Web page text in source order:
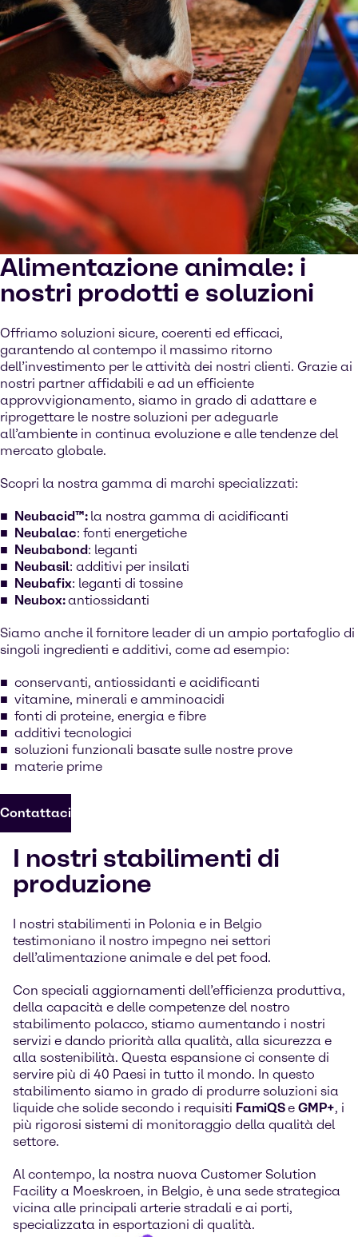
Alimentazione animale: i
nostri prodotti e soluzioni
Offriamo soluzioni sicure, coerenti ed efficaci,
garantendo al contempo il massimo ritorno
dell’investimento per le attività dei nostri clienti. Grazie ai
nostri partner affidabili e ad un efficiente
approvvigionamento, siamo in grado di adattare e
riprogettare le nostre soluzioni per adeguarle
all’ambiente in continua evoluzione e alle tendenze del
mercato globale.
Scopri la nostra gamma di marchi specializzati:
Neubacid™: la nostra gamma di acidificanti
Neubalac: fonti energetiche
Neubabond: leganti
Neubasil: additivi per insilati
Neubafix: leganti di tossine
Neubox:antiossidanti
Siamo anche il fornitore leader di un ampio portafoglio di
singoli ingredienti e additivi, come ad esempio:
conservanti, antiossidanti e acidificanti
vitamine, minerali e amminoacidi
fonti di proteine, energia e fibre
additivi tecnologici
soluzioni funzionali basate sulle nostre prove
materie prime
Contattaci
I nostri stabilimenti di
produzione
I nostri stabilimenti in Polonia e in Belgio
testimoniano il nostro impegno nei settori
dell’alimentazione animale e del pet food.
Con speciali aggiornamenti dell’efficienza produttiva,
della capacità e delle competenze del nostro
stabilimento polacco, stiamo aumentando i nostri
servizi e dando priorità alla qualità, alla sicurezza e
alla sostenibilità. Questa espansione ci consente di
servire più di 40 Paesi in tutto il mondo. In questo
stabilimento siamo in grado di produrre soluzioni sia
liquide che solide secondo i requisiti FamiQSe GMP+, i
più rigorosi sistemi di monitoraggio della qualità del
settore.
Al contempo, la nostra nuova Customer Solution
Facility a Moeskroen, in Belgio, è una sede strategica
vicina alle principali arterie stradali e ai porti,
specializzata in esportazioni di qualità.